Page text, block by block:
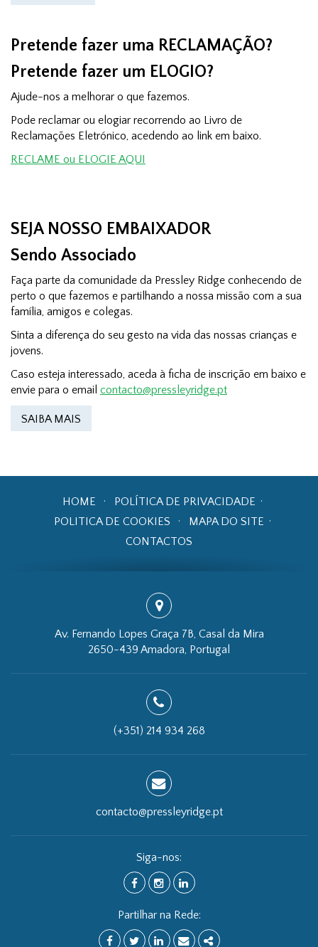
Pretende fazer uma RECLAMAÇÃO?
Pretende fazer um ELOGIO?
Ajude-nos a melhorar o que fazemos.
Pode reclamar ou elogiar recorrendo ao Livro de
Reclamações Eletrónico, acedendo ao link em baixo.
RECLAME ou ELOGIE AQUI
SEJA NOSSO EMBAIXADOR
Sendo Associado
Faça parte da comunidade da Pressley Ridge conhecendo de
perto o que fazemos e partilhando a nossa missão com a sua
família, amigos e colegas.
Sinta a diferença do seu gesto na vida das nossas crianças e
jovens.
Caso esteja interessado, aceda à ficha de inscrição em baixo e
envie para o email contacto@pressleyridge.pt
SAIBA MAIS
HOME
POLÍTICA DE PRIVACIDADE
POLITICA DE COOKIES
MAPA DO SITE
CONTACTOS
Av. Fernando Lopes Graça 7B, Casal da Mira
2650-439 Amadora, Portugal
(+351) 214 934 268
contacto@pressleyridge.pt
Siga-nos:
FACEBOOKINSTAGRAM
LINKEDIN
Partilhar na Rede: